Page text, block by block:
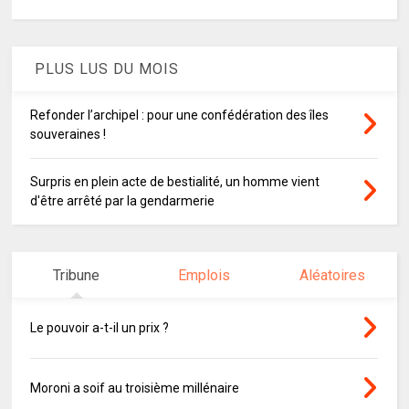
PLUS LUS DU MOIS
Refonder l’archipel : pour une confédération des îles
souveraines !
Surpris en plein acte de bestialité, un homme vient
d'être arrêté par la gendarmerie
Tribune Emplois Aléatoires
Le pouvoir a-t-il un prix ?
Moroni a soif au troisième millénaire